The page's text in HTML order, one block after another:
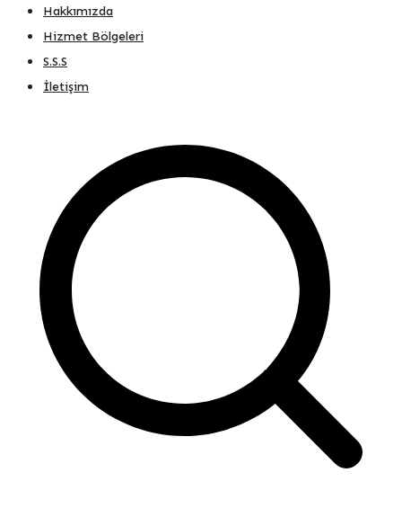
66 46
Çatalca ve çevre ilçelerde 15 dakikada yerinde akü takviye
hizmeti. Yolda kalmayın!
Hakkımızda
Hizmet Bölgeleri
S.S.S
İletişim